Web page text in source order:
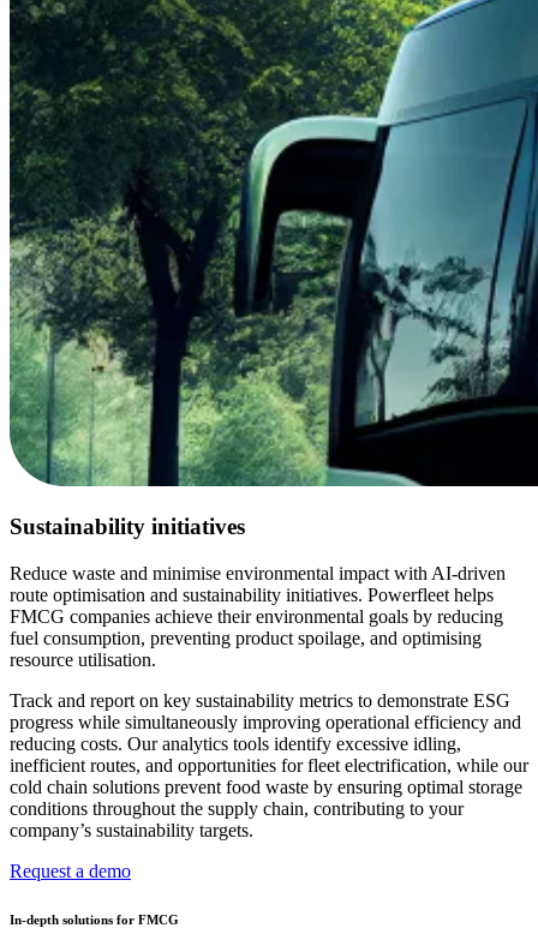
Sustainability initiatives
Reduce waste and minimise environmental impact with AI-driven
route optimisation and sustainability initiatives. Powerfleet helps
FMCG companies achieve their environmental goals by reducing
fuel consumption, preventing product spoilage, and optimising
resource utilisation.
Track and report on key sustainability metrics to demonstrate ESG
progress while simultaneously improving operational efficiency and
reducing costs. Our analytics tools identify excessive idling,
inefficient routes, and opportunities for fleet electrification, while our
cold chain solutions prevent food waste by ensuring optimal storage
conditions throughout the supply chain, contributing to your
company’s sustainability targets.
Request a demo
In-depth solutions for FMCG